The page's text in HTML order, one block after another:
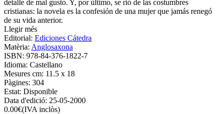
detalle de mal gusto. Y, por último, se rió de las costumbres
cristianas: la novela es la confesión de una mujer que jamás renegó
de su vida anterior.
Llegir més
Editorial: Ediciones Cátedra
Matèria: Anglosaxona
ISBN: 978-84-376-1822-7
Idioma: Castellano
Mesures cm: 11.5 x 18
Pàgines: 304
Estat: Disponible
Data d'edició: 25-05-2000
0.00€(IVA inclòs)